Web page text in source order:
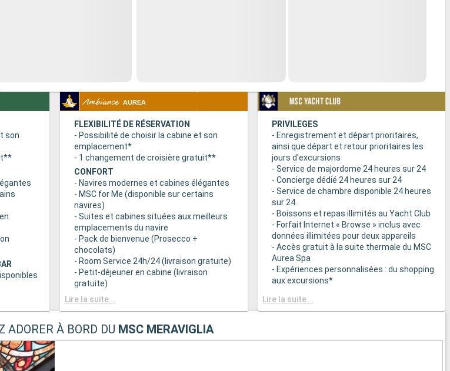
son
(sous
FLEXIBILITÉ DE RÉSERVATION
- Possibilité de choisir la cabine et son
emplacement*
- 1 changement de croisière gratuit**
CONFORT
- Navires modernes et cabines élégantes
- MSC for Me (disponible sur certains
navires)
- Suites et cabines situées aux meilleurs
emplacements du navire
- Pack de bienvenue (Prosecco +
chocolats)
- Room Service 24h/24 (livraison gratuite)
- Petit-déjeuner en cabine (livraison
gratuite)
AVANTAGES RESTAURATION & BAR
- Buffet avec grand choix de spécialités
culinaires
Lire la suite...
PRIVILEGES
- Enregistrement et départ prioritaires,
ainsi que départ et retour prioritaires les
jours d'excursions
- Service de majordome 24 heures sur 24
- Concierge dédié 24 heures sur 24
- Service de chambre disponible 24 heures
sur 24
- Boissons et repas illimités au Yacht Club
- Forfait Internet « Browse » inclus avec
données illimitées pour deux appareils
- Accès gratuit à la suite thermale du MSC
Aurea Spa
- Expériences personnalisées : du shopping
aux excursions*
suite
- Autres attentions personnelles : service
Lire la suite...
ADORER À BORD DU MSC MERAVIGLIA